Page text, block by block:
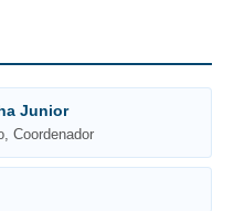
Junior
Coordenador